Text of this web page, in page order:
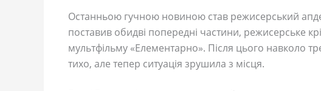
Останньою гучною новиною став режисерський
поставив обидві попередні частини, режисерське
мультфільму «Елементарно». Після цього навколо
тихо, але тепер ситуація зрушила з місця.